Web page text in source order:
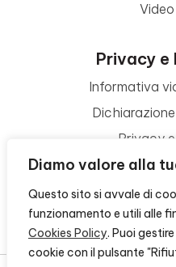
Diamo valore alla
Questo sito si avvale di
funzionamento e utili alle
Cookies Policy. Puoi
cookie con il pulsante
Privacy
Informativa
Privacy